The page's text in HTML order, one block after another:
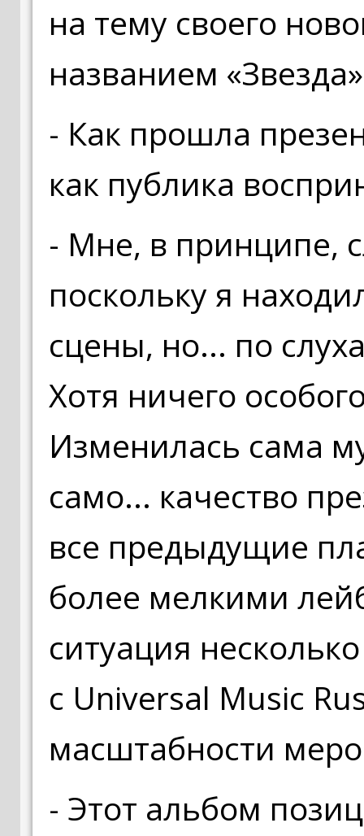
на тему своего
названием
- Как прошла
как публика
- Мне, в принципе,
поскольку я
сцены, но... по
Хотя ничего
Изменилась сама
само... качество
все предыдущие
более мелкими
ситуация
с Universal Music
масштабности
- Этот альбом